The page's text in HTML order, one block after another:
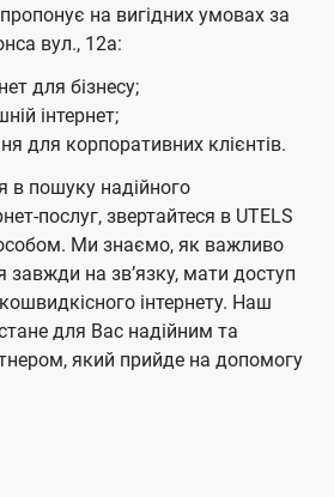
на вигідних умовах за
вул., 12а:
для бізнесу;
інтернет;
для корпоративних клієнтів.
в пошуку надійного
послуг, звертайтеся в UTELS
Ми знаємо, як важливо
завжди на звʼязку, мати доступ
інтернету. Наш
для Вас надійним та
який прийде на допомогу